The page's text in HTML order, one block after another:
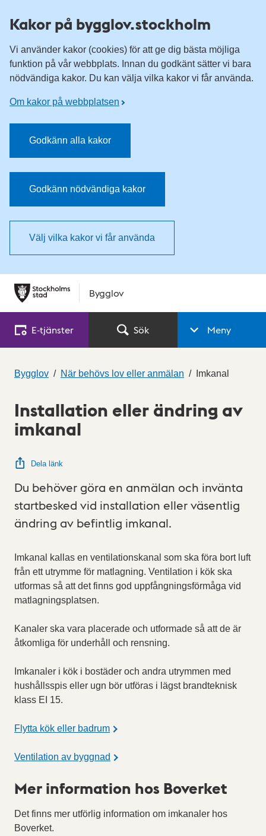
Kakor på bygglov.stockholm
Vi använder kakor (cookies) för att ge dig bästa möjliga
funktion på vår webbplats. Innan du godkänt sätter vi bara
nödvändiga kakor. Du kan välja vilka kakor vi får använda.
Om kakor på webbplatsen
Godkänn alla kakor
Godkänn nödvändiga kakor
Välj vilka kakor vi får använda
Bygglov
E‑tjänster Sök Meny
Bygglov När behövs lov eller anmälan Imkanal
Installation eller ändring av
imkanal
Dela länk
Du behöver göra en anmälan och invänta
startbesked vid installation eller väsentlig
ändring av befintlig imkanal.
Imkanal kallas en ventilationskanal som ska föra bort luft
från ett utrymme för matlagning. Ventilation i kök ska
utformas så att det finns god uppfångningsförmåga vid
matlagningsplatsen.
Kanaler ska vara placerade och utformade så att de är
åtkomliga för underhåll och rensning.
Imkanaler i kök i bostäder och andra utrymmen med
hushållsspis eller ugn bör utföras i lägst brandteknisk
klass EI 15.
Flytta kök eller badrum
Ventilation av byggnad
Mer information hos Boverket
Det finns mer utförlig information om imkanaler hos
Boverket.